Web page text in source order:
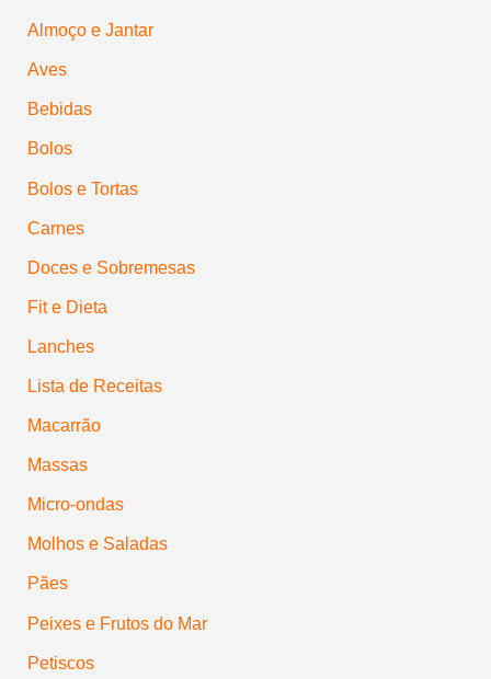
Almoço e Jantar
Aves
Bebidas
Bolos
Bolos e Tortas
Carnes
Doces e Sobremesas
Fit e Dieta
Lanches
Lista de Receitas
Macarrão
Massas
Micro-ondas
Molhos e Saladas
Pães
Peixes e Frutos do Mar
Petiscos